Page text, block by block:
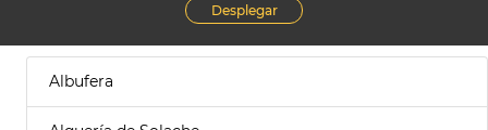
Desplegar
Albufera